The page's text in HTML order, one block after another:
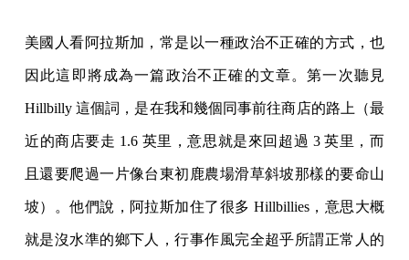
美國人看阿拉斯加，常是以一種政治不正確的方式，也
因此這即將成為一篇政治不正確的文章。第一次聽見
Hillbilly 這個詞，是在我和幾個同事前往商店的路上（最
近的商店要走 1.6 英里，意思就是來回超過 3 英里，而
且還要爬過一片像台東初鹿農場滑草斜坡那樣的要命山
坡）。他們說，阿拉斯加住了很多 Hillbillies，意思大概
就是沒水準的鄉下人，行事作風完全超乎所謂正常人的